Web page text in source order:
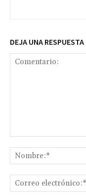
DEJA UNA RESPUESTA